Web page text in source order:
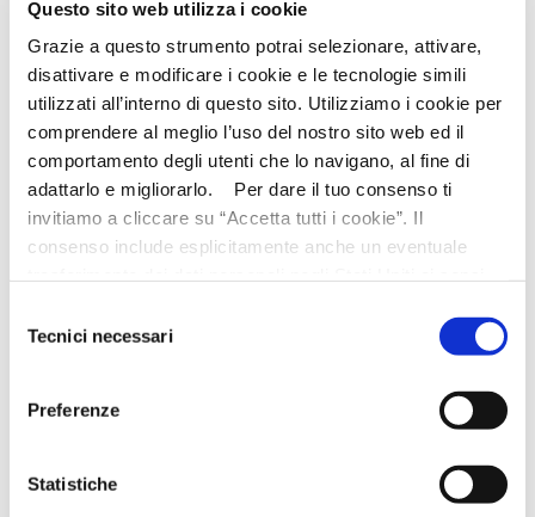
Questo sito web utilizza i cookie
Grazie a questo strumento potrai selezionare, attivare,
disattivare e modificare i cookie e le tecnologie simili
utilizzati all’interno di questo sito. Utilizziamo i cookie per
comprendere al meglio l’uso del nostro sito web ed il
comportamento degli utenti che lo navigano, al fine di
adattarlo e migliorarlo. Per dare il tuo consenso ti
invitiamo a cliccare su “Accetta tutti i cookie”. Il
consenso include esplicitamente anche un eventuale
anche sul trasferimento dei dati a fornitori di tecnologia e
partner negli Stati Uniti consultare la nostra informativa
selezionare o negare il tuo consenso per alcuni o tutti i
possibile revocare il consenso in qualsiasi momento.
delTecnici necessari
Preferenze
Statistiche
NUMERO DI TELEFONO
MESSAGGIO (Campo obbligatorio)
ALLEGA FILE